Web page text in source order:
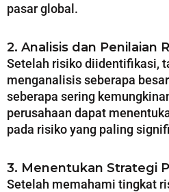
pasar global.
2. Analisis dan Penilaian
Setelah risiko diidentifikasi,
menganalisis seberapa
seberapa sering
perusahaan dapat
pada risiko yang paling
3. Menentukan Strategi
Setelah memahami tingkat